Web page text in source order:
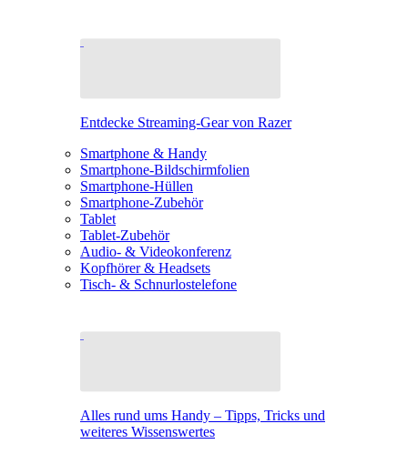
Entdecke Streaming-Gear von Razer
Smartphone & Handy
Smartphone-Bildschirmfolien
Smartphone-Hüllen
Smartphone-Zubehör
Tablet
Tablet-Zubehör
Audio- & Videokonferenz
Kopfhörer & Headsets
Tisch- & Schnurlostelefone
Alles rund ums Handy – Tipps, Tricks und
weiteres Wissenswertes